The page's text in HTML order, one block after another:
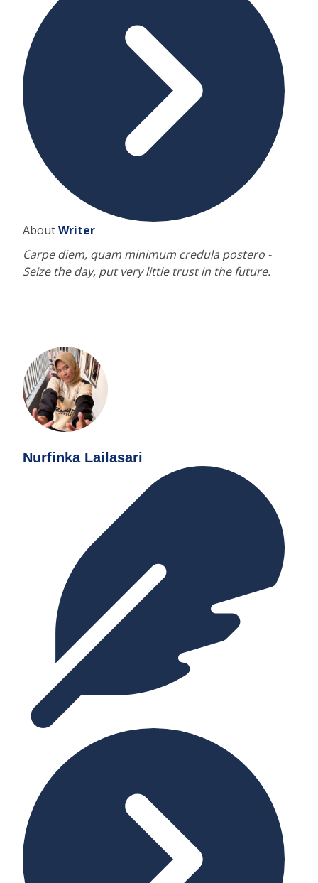
AboutWriter
Carpe diem, quam minimum credula postero -
Seize the day, put very little trust in the future.
Nurfinka Lailasari